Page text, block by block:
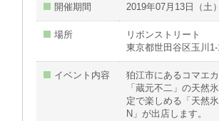
開催期間 2019年07月13日（土
場所
リボンストリート
東京都世田谷区玉川1-
イベント内容
狛江市にあるコマエ
「蔵元不二」の天然
定で楽しめる「天然
N」が出店します。